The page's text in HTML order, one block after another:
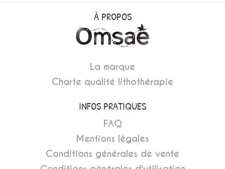
À PROPOS
La marque
Charte qualité lithothérapie
INFOS PRATIQUES
FAQ
Mentions légales
Conditions générales de vente